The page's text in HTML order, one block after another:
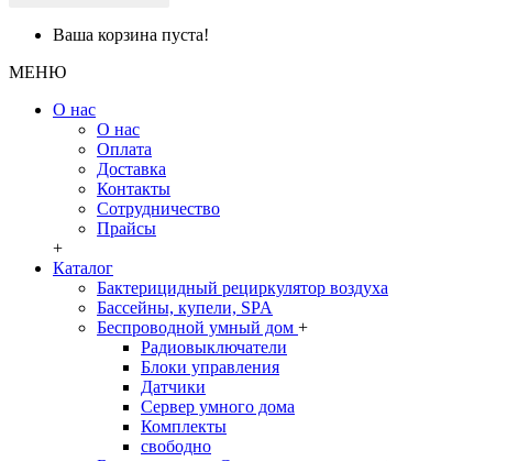
Ваша корзина пуста!
МЕНЮ
О нас
О нас
Оплата
Доставка
Контакты
Сотрудничество
Прайсы
+
Каталог
Бактерицидный рециркулятор воздуха
Бассейны, купели, SPA
Беспроводной умный дом +
Радиовыключатели
Блоки управления
Датчики
Сервер умного дома
Комплекты
свободно